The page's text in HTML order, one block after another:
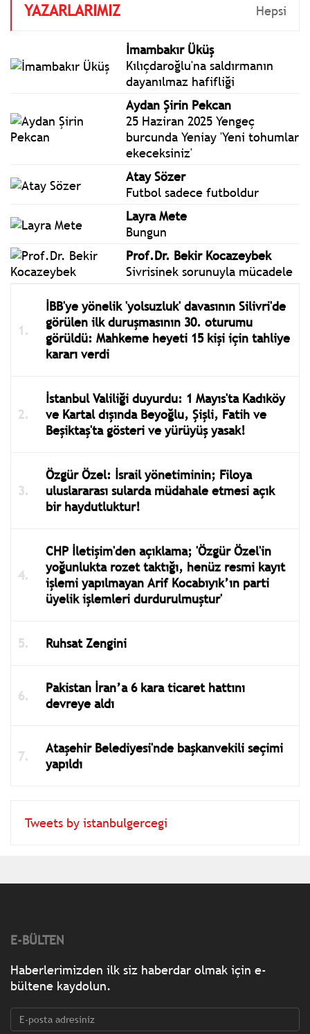
YAZARLARIMIZ Hepsi
İmambakır Üküş
Kılıçdaroğlu'na saldırmanın
dayanılmaz hafifliği
Aydan Şirin Pekcan
25 Haziran 2025 Yengeç
burcunda Yeniay 'Yeni tohumlar
ekeceksiniz'
Atay Sözer
Futbol sadece futboldur
Layra Mete
Bungun
Prof.Dr. Bekir Kocazeybek
Sivrisinek sorunuyla mücadele
İBB'ye yönelik 'yolsuzluk' davasının Silivri'de
görülen ilk duruşmasının 30. oturumu
görüldü: Mahkeme heyeti 15 kişi için tahliye
kararı verdi
İstanbul Valiliği duyurdu: 1 Mayıs'ta Kadıköy
ve Kartal dışında Beyoğlu, Şişli, Fatih ve
Beşiktaş'ta gösteri ve yürüyüş yasak!
Özgür Özel: İsrail yönetiminin; Filoya
uluslararası sularda müdahale etmesi açık
bir haydutluktur!
CHP İletişim'den açıklama; 'Özgür Özel'in
yoğunlukta rozet taktığı, henüz resmi kayıt
işlemi yapılmayan Arif Kocabıyık’ın parti
üyelik işlemleri durdurulmuştur'
Ruhsat Zengini
Pakistan İran’a 6 kara ticaret hattını
devreye aldı
Ataşehir Belediyesi'nde başkanvekili seçimi
yapıldı
Tweets by istanbulgercegi
E-BÜLTEN
Haberlerimizden ilk siz haberdar olmak için e-
bültene kaydolun.